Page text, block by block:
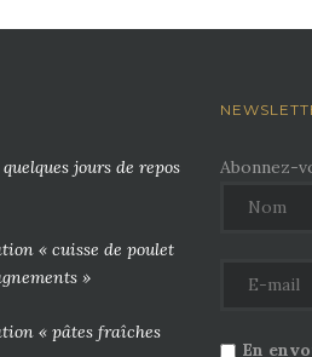
jours de repos
« cuisse de poulet
»
« pâtes fraîches
Abonnez-
En